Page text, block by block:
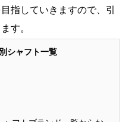
指していきますので、引
す。
シャフト一覧